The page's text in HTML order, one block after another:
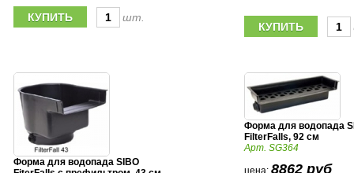
шт.
Форма для водопада SIBO
Форма для водопада
FilterFalls, 92 см
Арт. SG364
цена: 8862 руб